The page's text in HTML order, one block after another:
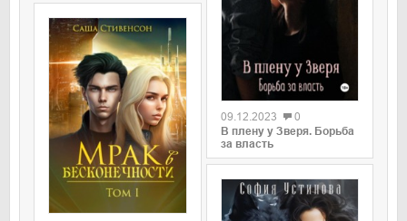
09.12.2023
0
В плену у Зверя. Борьба
за власть